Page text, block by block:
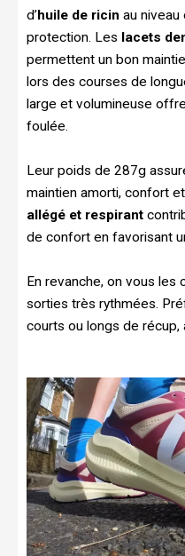
d’huile de ricin au niveau
protection. Les lacets
permettent un bon
lors des courses de
large et volumineuse
foulée.
Leur poids de 287g
maintien amorti, confort
allégé et respirant
de confort en favorisant
En revanche, on vous les
sorties très rythmées.
courts ou longs de récup,